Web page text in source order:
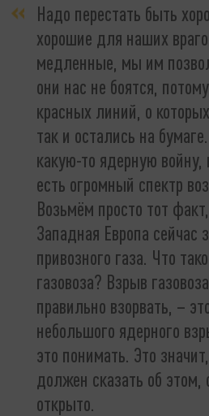
Надо перестать быть
хорошие для наших
медленные, мы им
они нас не боятся,
красных линий, о
так и остались на
какую-то ядерную войну,
есть огромный спектр
Возьмём просто тот
Западная Европа сейчас
привозного газа. Что
газовоза? Взрыв
правильно взорвать, –
небольшого ядерного
это понимать. Это
должен сказать об этом,
открыто.